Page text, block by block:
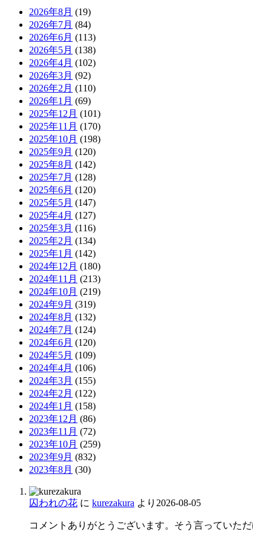
2026年8月 (19)
2026年7月 (84)
2026年6月 (113)
2026年5月 (138)
2026年4月 (102)
2026年3月 (92)
2026年2月 (110)
2026年1月 (69)
2025年12月 (101)
2025年11月 (170)
2025年10月 (198)
2025年9月 (120)
2025年8月 (142)
2025年7月 (128)
2025年6月 (120)
2025年5月 (147)
2025年4月 (127)
2025年3月 (116)
2025年2月 (134)
2025年1月 (142)
2024年12月 (180)
2024年11月 (213)
2024年10月 (219)
2024年9月 (319)
2024年8月 (132)
2024年7月 (124)
2024年6月 (120)
2024年5月 (109)
2024年4月 (106)
2024年3月 (155)
2024年2月 (122)
2024年1月 (158)
2023年12月 (86)
2023年11月 (72)
2023年10月 (259)
2023年9月 (832)
2023年8月 (30)
囚われの花 に kurezakura より 2026-08-05
コメントありがとうございます。そう言っていた